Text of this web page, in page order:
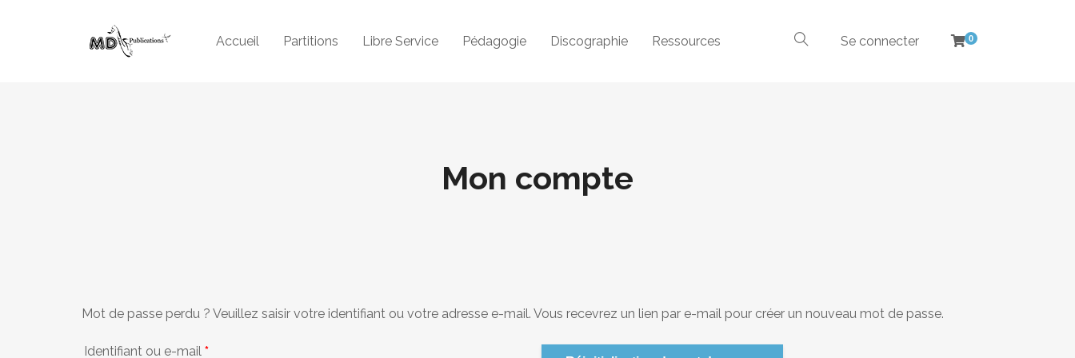
Accueil Partitions Libre Service Pédagogie Discographie Ressources Se connecter 0
Mon compte
Mot de passe perdu ? Veuillez saisir votre identifiant ou votre adresse e-mail. Vous recevrez un lien par e-mail pour créer un nouveau mot de passe.
Identifiant ou e-mail *